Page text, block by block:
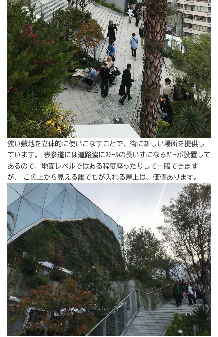
狭い敷地を立体的に使いこなすことで、街に新しい場所を提供し
ています。 表参道には道路脇にｽﾁｰﾙの長いすになるﾊﾞｰが設置して
あるので、地面レベルではある程度座ったりして一服できます
が、 この上から見える誰でもが入れる屋上は、価値あります。